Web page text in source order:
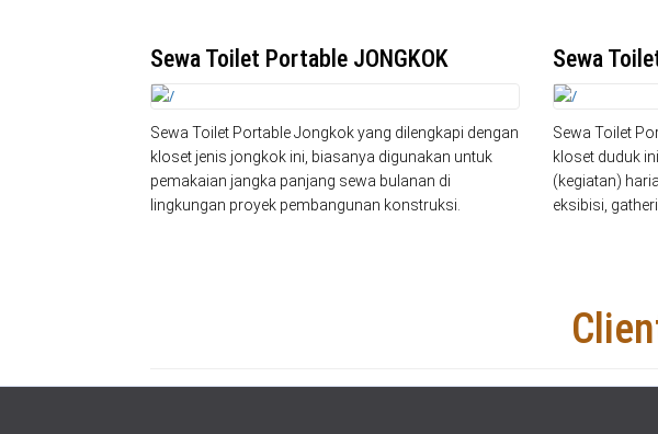
Sewa Toilet Portable JONGKOK
Sewa Toilet Portable Jongkok yang dilengkapi dengan
kloset jenis jongkok ini, biasanya digunakan untuk
pemakaian jangka panjang sewa bulanan di
lingkungan proyek pembangunan konstruksi.
Sewa
Sewa Toilet
kloset duduk
(kegiatan)
eksibisi,